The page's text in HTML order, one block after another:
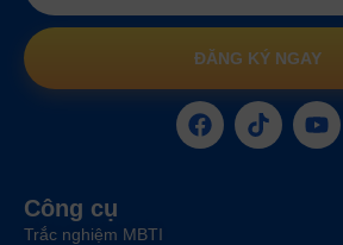
ĐĂNG KÝ NGAY
Công cụ
Trắc nghiệm MBTI